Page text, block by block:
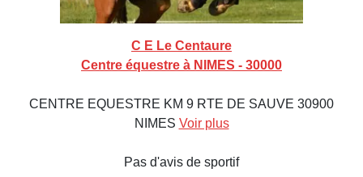
C E Le Centaure
Centre équestre à NIMES - 30000
CENTRE EQUESTRE KM 9 RTE DE SAUVE 30900
NIMES Voir plus
Pas d'avis de sportif